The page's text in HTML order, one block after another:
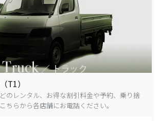
T1）
のレンタル、お得な割引料金や予約、乗り捨
ちらから各店舗にお電話ください。